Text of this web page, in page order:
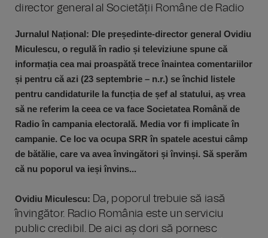
director general al Societății Române de Radio
Jurnalul Național: Dle președinte-director general Ovidiu
Miculescu, o regulă în radio și televiziune spune că
informația cea mai proaspătă trece înaintea comentariilor
și pentru că azi (23 septembrie – n.r.) se închid listele
pentru candidaturile la funcția de șef al statului, aș vrea
să ne referim la ceea ce va face Societatea Română de
Radio în campania electorală. Media vor fi implicate în
campanie. Ce loc va ocupa SRR în spatele acestui câmp
de bătălie, care va avea învingători și învinși. Să sperăm
că nu poporul va ieși învins...
Ovidiu Miculescu: Da, poporul trebuie să iasă
învingător. Radio România este un serviciu
public credibil. De aici aș dori să pornesc